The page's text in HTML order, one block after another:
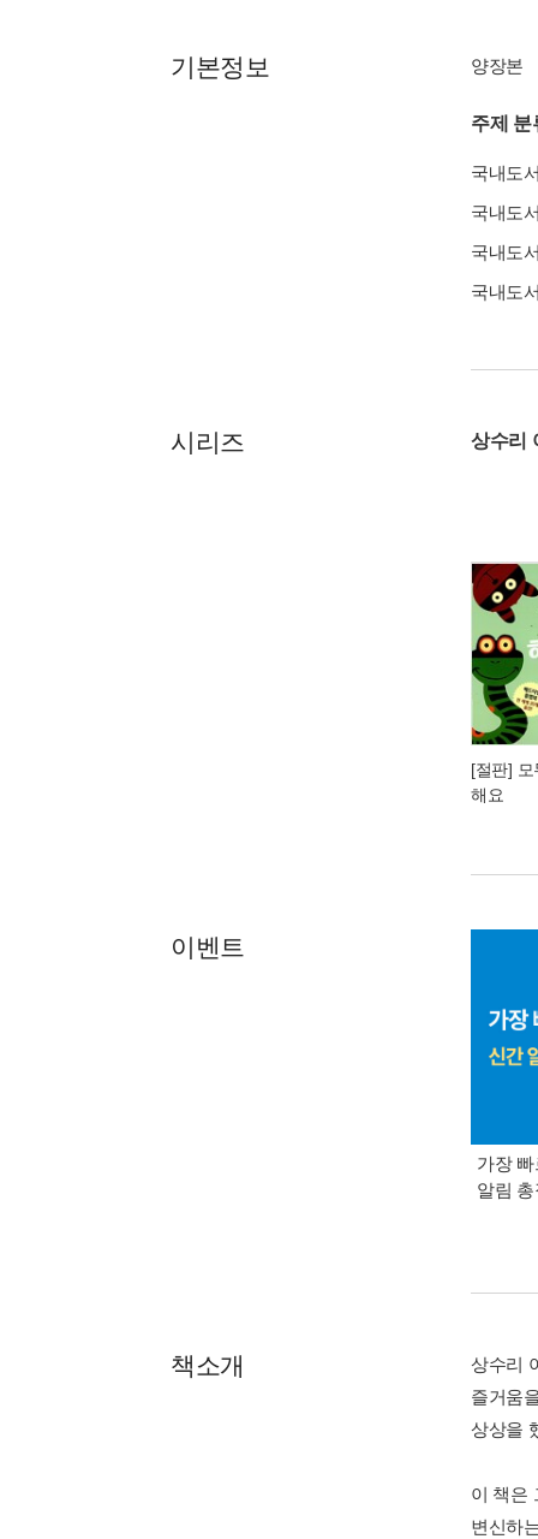
기본정보 양장본
주제 분
국내도
국내도
국내도
국내도
시리즈 상수리
[절판]
해요
이벤트
가장
알림
책소개
상수리
즐거움
상상을
이 책은
변신하